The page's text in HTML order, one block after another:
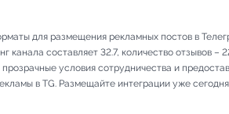
для размещения рекламных постов в
канала составляет 32.7, количество отзывов –
условия сотрудничества и
в TG. Размещайте интеграции уже